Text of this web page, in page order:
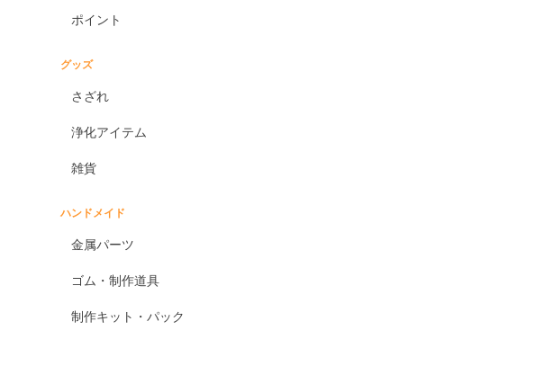
ポイント
グッズ
さざれ
浄化アイテム
雑貨
ハンドメイド
金属パーツ
ゴム・制作道具
制作キット・パック